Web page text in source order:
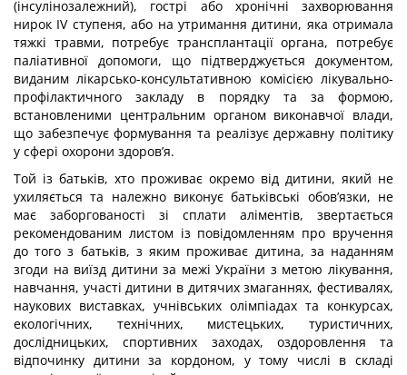
(інсулінозалежний), гострі або хронічні захворювання
нирок IV ступеня, або на утримання дитини, яка отримала
тяжкі травми, потребує трансплантації органа, потребує
паліативної допомоги, що підтверджується документом,
виданим лікарсько-консультативною комісією лікувально-
профілактичного закладу в порядку та за формою,
встановленими центральним органом виконавчої влади,
що забезпечує формування та реалізує державну політику
у сфері охорони здоров’я.
Той із батьків, хто проживає окремо від дитини, який не
ухиляється та належно виконує батьківські обов’язки, не
має заборгованості зі сплати аліментів, звертається
рекомендованим листом із повідомленням про вручення
до того з батьків, з яким проживає дитина, за наданням
згоди на виїзд дитини за межі України з метою лікування,
навчання, участі дитини в дитячих змаганнях, фестивалях,
наукових виставках, учнівських олімпіадах та конкурсах,
екологічних, технічних, мистецьких, туристичних,
дослідницьких, спортивних заходах, оздоровлення та
відпочинку дитини за кордоном, у тому числі в складі